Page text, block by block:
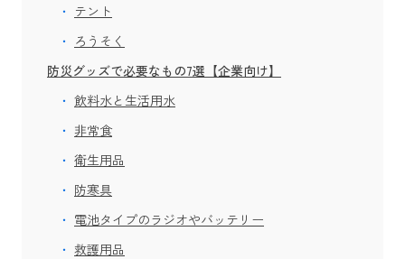
テント
ろうそく
防災グッズで必要なもの7選【企業向け】
飲料水と生活用水
非常食
衛生用品
防寒具
電池タイプのラジオやバッテリー
救護用品